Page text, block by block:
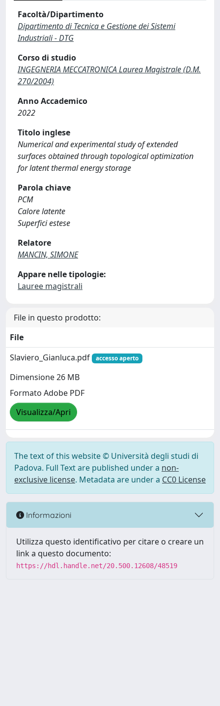
Facoltà/Dipartimento
Dipartimento di Tecnica e Gestione dei Sistemi
Industriali - DTG
Corso di studio
INGEGNERIA MECCATRONICA Laurea Magistrale (D.M.
270/2004)
Anno Accademico
2022
Titolo inglese
Numerical and experimental study of extended
surfaces obtained through topological optimization
for latent thermal energy storage
Parola chiave
PCM
Calore latente
Superfici estese
Relatore
MANCIN, SIMONE
Appare nelle tipologie:
Lauree magistrali
File in questo prodotto:
File
Slaviero_Gianluca.pdf
accesso aperto
Dimensione 26 MB
Formato Adobe PDF
Visualizza/Apri
The text of this website © Università degli studi di
Padova. Full Text are published under a non-
exclusive license. Metadata are under a CC0 License
Informazioni
Utilizza questo identificativo per citare o creare un
link a questo documento:
https://hdl.handle.net/20.500.12608/48519